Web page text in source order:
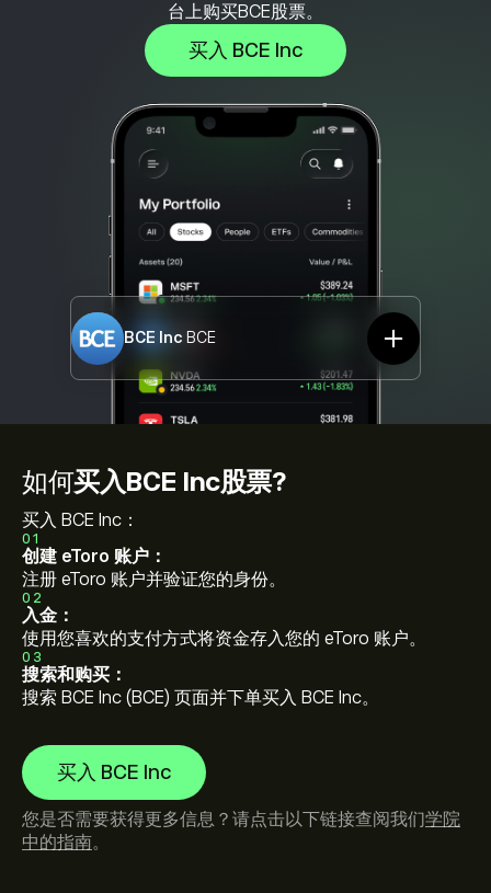
台上购买BCE股票。
买入 BCE Inc
BCE Inc BCE
如何买入BCE Inc股票?
买入 BCE Inc：
01
创建 eToro 账户：
注册 eToro 账户并验证您的身份。
02
入金：
使用您喜欢的支付方式将资金存入您的 eToro 账户。
03
搜索和购买：
搜索 BCE Inc (BCE) 页面并下单买入 BCE Inc。
买入 BCE Inc
您是否需要获得更多信息？请点击以下链接查阅我们学院
中的指南。